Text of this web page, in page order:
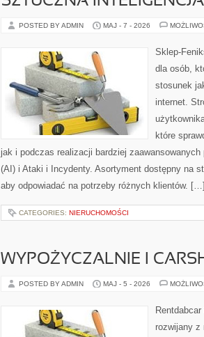
POSTED BY ADMIN MAJ - 7 - 2026
Sklep-
dla osób,
stosunek
internet.
które
jak i podczas realizacji bardziej
(AI) i Ataki i Incydenty. Asortyment dostępny na
aby odpowiadać na potrzeby różnych klientów. […]
CATEGORIES: NIERUCHOMOŚCI
WYPOŻYCZALNIE I
POSTED BY ADMIN MAJ - 5 - 2026
rozwijany z